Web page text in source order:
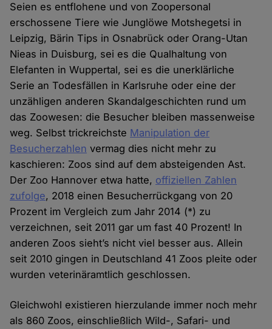
Seien es entflohene und von Zoopersonal
erschossene Tiere wie Junglöwe Motshegetsi in
Leipzig, Bärin Tips in Osnabrück oder Orang-Utan
Nieas in Duisburg, sei es die Qualhaltung von
Elefanten in Wuppertal, sei es die unerklärliche
Serie an Todesfällen in Karlsruhe oder eine der
unzähligen anderen Skandalgeschichten rund um
das Zoowesen: die Besucher bleiben massenweise
weg. Selbst trickreichste Manipulation der
Besucherzahlen vermag dies nicht mehr zu
kaschieren: Zoos sind auf dem absteigenden Ast.
Der Zoo Hannover etwa hatte, offiziellen Zahlen
zufolge, 2018 einen Besucherrückgang von 20
Prozent im Vergleich zum Jahr 2014 (*) zu
verzeichnen, seit 2011 gar um fast 40 Prozent! In
anderen Zoos sieht’s nicht viel besser aus. Allein
seit 2010 gingen in Deutschland 41 Zoos pleite oder
wurden veterinäramtlich geschlossen.
Gleichwohl existieren hierzulande immer noch mehr
als 860 Zoos, einschließlich Wild-, Safari- und